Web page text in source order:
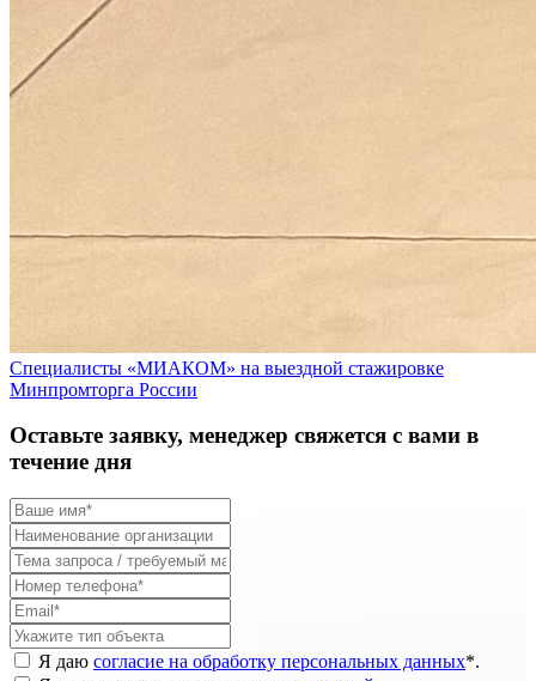
Специалисты «МИАКОМ» на выездной стажировке
Минпромторга России
Оставьте заявку, менеджер свяжется с вами в
течение дня
Я даю согласие на обработку персональных данных*.